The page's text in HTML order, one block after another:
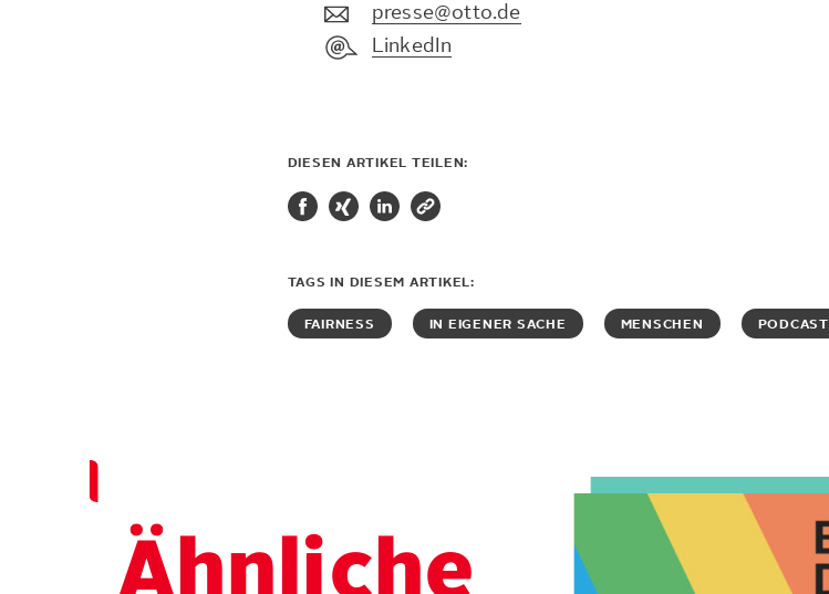
presse@otto.de
LinkedIn
DIESEN ARTIKEL TEILEN:
TAGS IN DIESEM ARTIKEL:
FAIRNESS IN EIGENER SACHE MENSCHEN PODCAST
Ähnliche